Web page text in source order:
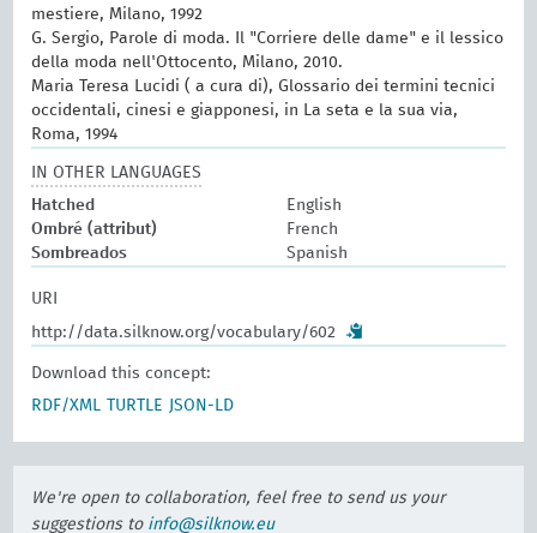
mestiere, Milano, 1992
G. Sergio, Parole di moda. Il "Corriere delle dame" e il lessico
della moda nell'Ottocento, Milano, 2010.
Maria Teresa Lucidi ( a cura di), Glossario dei termini tecnici
occidentali, cinesi e giapponesi, in La seta e la sua via,
Roma, 1994
IN OTHER LANGUAGES
Hatched
English
Ombré (attribut)
French
Sombreados
Spanish
URI
http://data.silknow.org/vocabulary/602
Download this concept:
RDF/XML
TURTLE JSON-LD
We're open to collaboration, feel free to send us your
suggestions to info@silknow.eu